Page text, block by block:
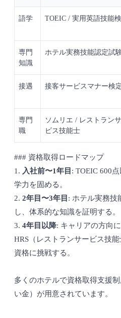
語学 TOEIC / 実用英語技能
専門
知識
ホテル実務技能認定試
接遇 接客サービスマナー検
専門
職
ソムリエ / レストラン
ビス技能士
### 資格取得ロードマップ
1. 入社前〜1年目 : TOEIC 600
学力を固める。
2. 2年目〜3年目 : ホテル実務技
し、体系的な知識を証明する。
3. 4年目以降: キャリアの方向
HRS（レストランサービス技
資格に挑戦する。
多くのホテルで資格取得支援
い金）が用意されています。